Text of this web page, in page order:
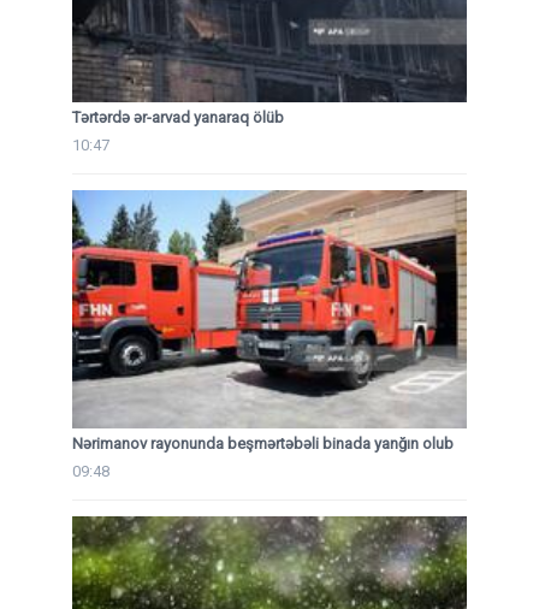
Tərtərdə ər-arvad yanaraq ölüb
10:47
Nərimanov rayonunda beşmərtəbəli binada yanğın olub
09:48